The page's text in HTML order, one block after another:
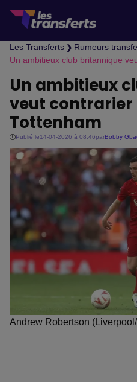
Les Transferts ❯ Rumeurs
Un ambitieux
veut contrarier
Tottenham
Publié le14-04-2026 à 08:46parBobby
Andrew Robertson